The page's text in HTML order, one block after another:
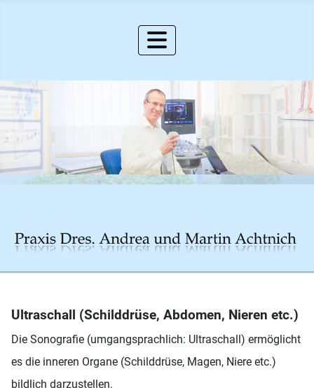
Ultraschall (Schilddrüse, Abdomen, Nieren etc.)
Die Sonografie (umgangsprachlich: Ultraschall) ermöglicht
es die inneren Organe (Schilddrüse, Magen, Niere etc.)
bildlich darzustellen.